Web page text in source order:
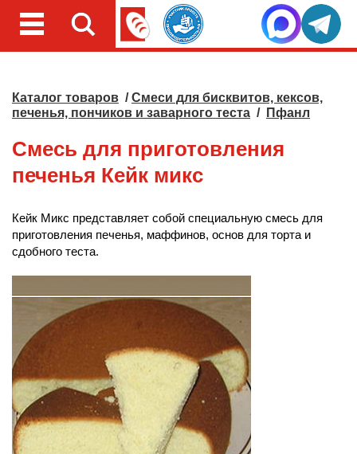
Каталог товаров /Смеси для бисквитов, кексов,
печенья, пончиков и заварного теста / Пфанл
Смесь для приготовления
печенья Кейк микс
Кейк Микс представляет собой специальную смесь для
приготовления печенья, маффинов, основ для торта и
сдобного теста.